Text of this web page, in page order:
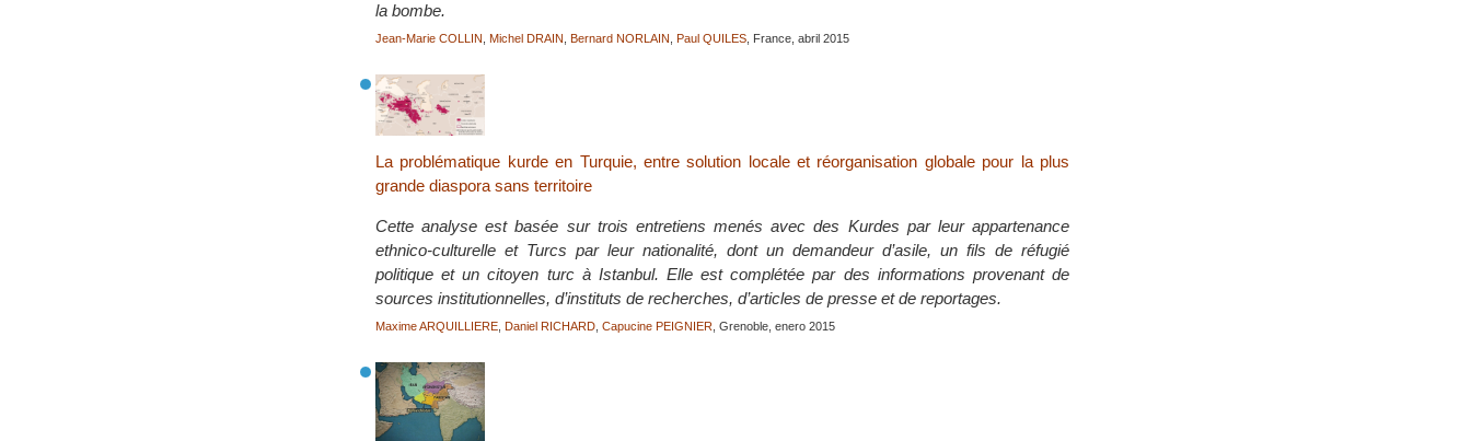
la bombe.
Jean-Marie COLLIN Michel DRAIN Bernard NORLAIN Paul QUILES , France, abril 2015
La problématique kurde en Turquie, entre solution locale et réorganisation globale pour la plus
grande diaspora sans territoire
Cette analyse est basée sur trois entretiens menés avec des Kurdes par leur appartenance
ethnico-culturelle et Turcs par leur nationalité, dont un demandeur d’asile, un fils de réfugié
politique et un citoyen turc à Istanbul. Elle est complétée par des informations provenant de
sources institutionnelles, d’instituts de recherches, d’articles de presse et de reportages.
Maxime ARQUILLIERE Daniel RICHARD Capucine PEIGNIER , Grenoble, enero 2015